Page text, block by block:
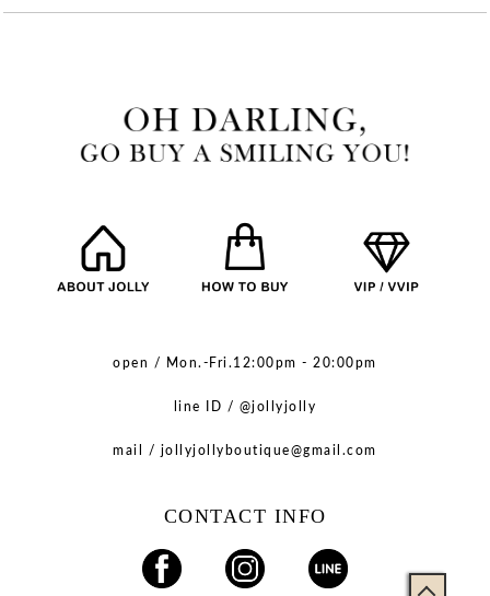
open / Mon.-Fri.12:00pm - 20:00pm
line ID / @jollyjolly
mail / jollyjollyboutique@gmail.com
CONTACT INFO